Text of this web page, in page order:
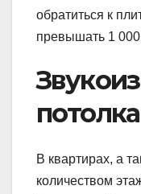
обратиться к
превышать 1 000
В квартирах, а
количеством